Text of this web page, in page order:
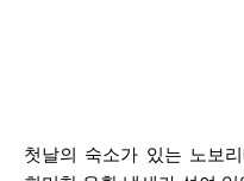
첫날의 숙소가 있는 노보